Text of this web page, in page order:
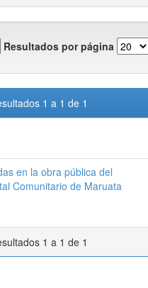
Resultados por página
1 a 1 de 1
en la obra pública del
Comunitario de Maruata
1 a 1 de 1